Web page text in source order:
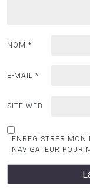
NOM *
E-MAIL *
SITE WEB
ENREGISTRER
NAVIGATEUR POUR